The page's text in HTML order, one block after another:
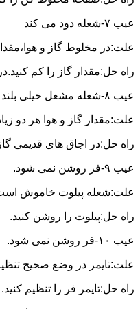
عیب ۷-شعله دود می کند
علت:در مخلوط گاز و
راه حل:مقدار گاز را کم
عیب ۸-شعله مشعل خیلی بلند است
علت:مقدار گاز و هوا هر دو
راه حل:در اجاق های قدیمی
عیب ۹-فر روشن نمی شود.
علت:شعله پیلوت خاموش
راه حل:پیلوت را روشن کنید.
عیب ۱۰-فر روشن نمی شود.
علت:تایمر در وضع صحیح
راه حل:تایمر فر را تنظیم کنید.